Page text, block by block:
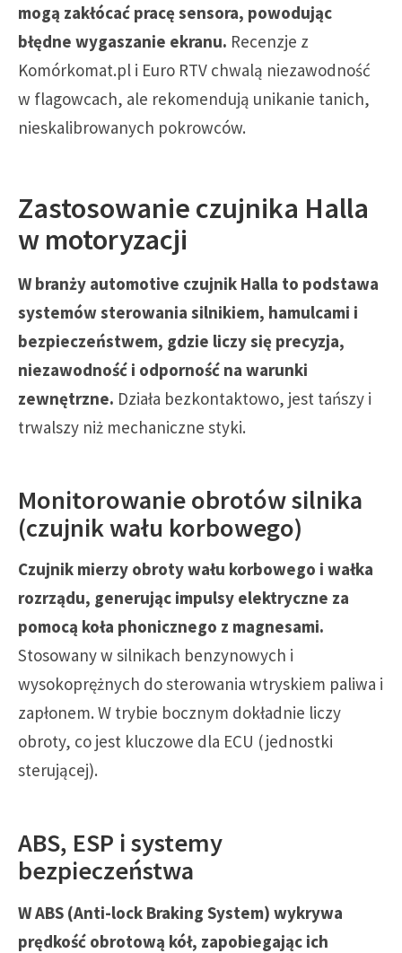
mogą zakłócać pracę sensora, powodując
błędne wygaszanie ekranu. Recenzje z
Komórkomat.pl i Euro RTV chwalą niezawodność
w flagowcach, ale rekomendują unikanie tanich,
nieskalibrowanych pokrowców.
Zastosowanie czujnika Halla
w motoryzacji
W branży automotive czujnik Halla to podstawa
systemów sterowania silnikiem, hamulcami i
bezpieczeństwem, gdzie liczy się precyzja,
niezawodność i odporność na warunki
zewnętrzne. Działa bezkontaktowo, jest tańszy i
trwalszy niż mechaniczne styki.
Monitorowanie obrotów silnika
(czujnik wału korbowego)
Czujnik mierzy obroty wału korbowego i wałka
rozrządu, generując impulsy elektryczne za
pomocą koła phonicznego z magnesami.
Stosowany w silnikach benzynowych i
wysokoprężnych do sterowania wtryskiem paliwa i
zapłonem. W trybie bocznym dokładnie liczy
obroty, co jest kluczowe dla ECU (jednostki
sterującej).
ABS, ESP i systemy
bezpieczeństwa
W ABS (Anti-lock Braking System) wykrywa
prędkość obrotową kół, zapobiegając ich